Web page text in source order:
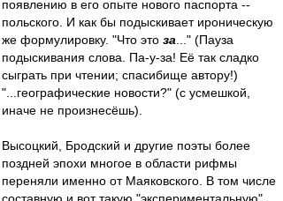
появлению в его опыте нового паспорта --
польского. И как бы подыскивает ироническую
же формулировку. "Что это за ..." (Пауза
подыскивания слова. Па-у-за! Её так сладко
сыграть при чтении; спасибище автору!)
"...географические новости?" (с усмешкой,
иначе не произнесёшь).
Высоцкий, Бродский и другие поэты более
поздней эпохи многое в области рифмы
переняли именно от Маяковского. В том числе